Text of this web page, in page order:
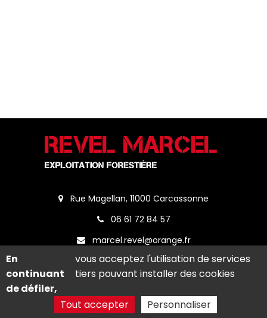
Appeler Commande en ligne
Rue Magellan, 11000 Carcassonne
06 61 72 84 57
marcel.revel@orange.fr
Vendredi : 07h00 - 19h00
En
continuant
de défiler,
vous acceptez l'utilisation de services
tiers pouvant installer des cookies
Tout accepter Personnaliser